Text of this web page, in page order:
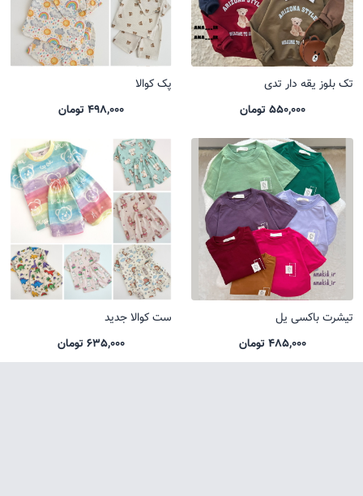
تک بلوز یقه دار تدی
550,000 تومان
پک کوالا
498,000 تومان
تیشرت باکسی یل
485,000 تومان
ست کوالا جدید
635,000 تومان